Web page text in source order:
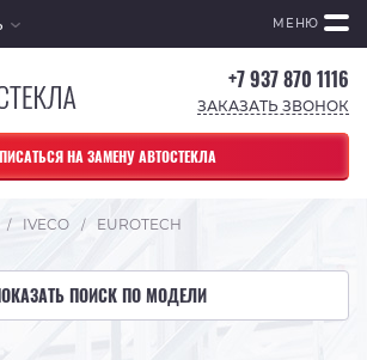
МЕНЮ
+7 937 870 1116
ЗАКАЗАТЬ ЗВОНОК
НА ЗАМЕНУ АВТОСТЕКЛА
/ IVECO / EUROTECH
ПОИСК ПО МОДЕЛИ